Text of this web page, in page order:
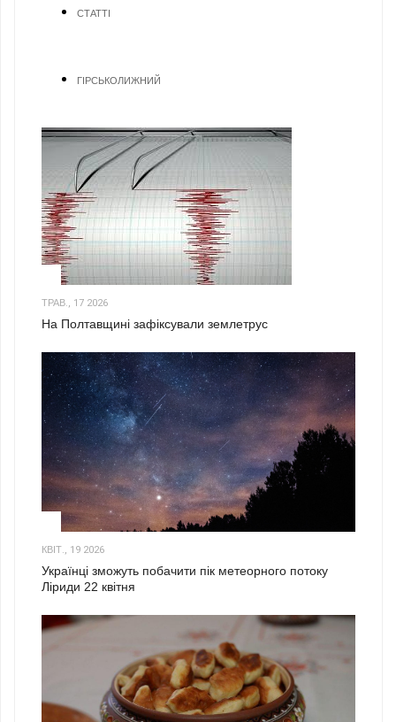
СТАТТІ
ГІРСЬКОЛИЖНИЙ
ТРАВ., 17 2026
На Полтавщині зафіксували землетрус
КВІТ., 19 2026
Українці зможуть побачити пік метеорного потоку
Ліриди 22 квітня